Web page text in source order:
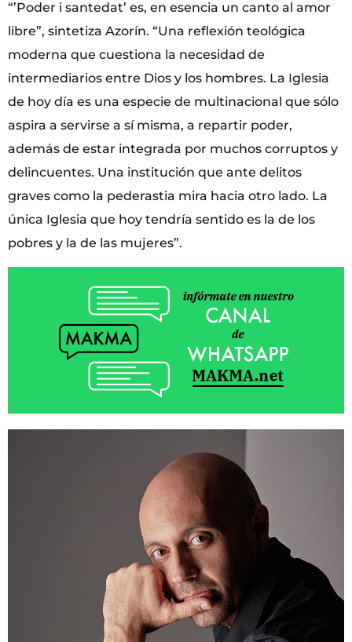
“’Poder i santedat’ es, en esencia un canto al amor
libre”, sintetiza Azorín. “Una reflexión teológica
moderna que cuestiona la necesidad de
intermediarios entre Dios y los hombres. La Iglesia
de hoy día es una especie de multinacional que sólo
aspira a servirse a sí misma, a repartir poder,
además de estar integrada por muchos corruptos y
delincuentes. Una institución que ante delitos
graves como la pederastia mira hacia otro lado. La
única Iglesia que hoy tendría sentido es la de los
pobres y la de las mujeres”.